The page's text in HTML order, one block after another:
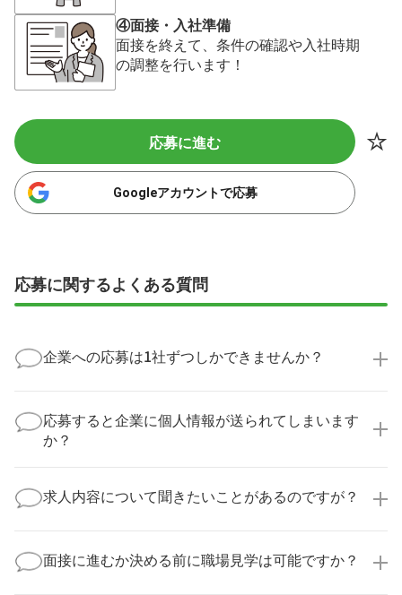
④面接・入社準備
面接を終えて、条件の確認や入社時期
の調整を行います！
応募に進む
Googleアカウントで応募
応募に関するよくある質問
企業への応募は1社ずつしかできませんか？
実際に医療キャリアナビを利用して転職に成功した方
の多くは、複数応募して自分に合った職場を選ばれて
います。
応募すると企業に個人情報が送られてしまいます
か？
業様に個人情報が送られることはありません！
より詳細な求人情報をご確認いただいた上で、転職希
求人内容について聞きたいことがあるのですが？
してお答えいたします。
勤務体制や職場の雰囲気、研修制度など、どんな小さ
面接に進むか決める前に職場見学は可能ですか？